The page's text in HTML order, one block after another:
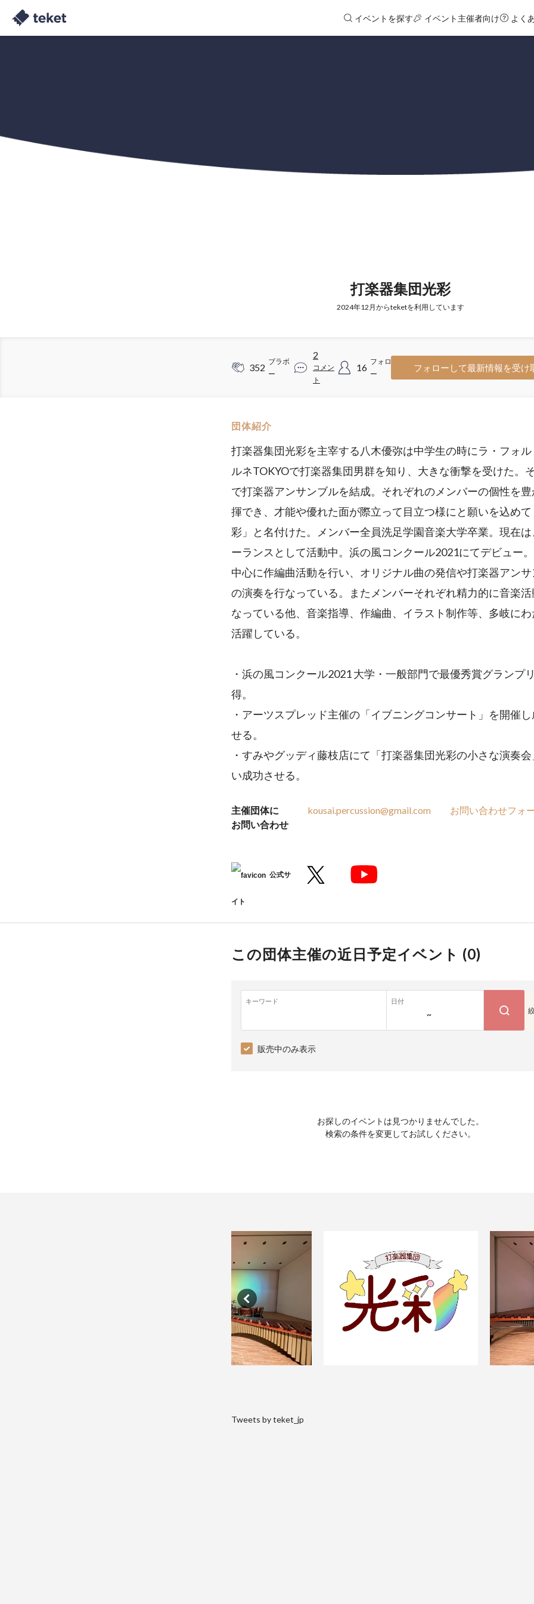
イベントを探す イベント主催者向け よく
打楽器集団光彩
2024年12月からteketを利用しています
352
ブラボ
ー
2
コメン
ト
16
フォロワ
ー
フォローして最新情報を受け
団体紹介
打楽器集団光彩を主宰する八木優弥は中学生の時にラ・フォル
ルネTOKYOで打楽器集団男群を知り、大きな衝撃を受けた。
で打楽器アンサンブルを結成。それぞれのメンバーの個性を豊
揮でき、才能や優れた面が際立って目立つ様にと願いを込め
彩」と名付けた。メンバー全員洗足学園音楽大学卒業。現在は
ーランスとして活動中。浜の風コンクール2021にてデビュー
中心に作編曲活動を行い、オリジナル曲の発信や打楽器アン
の演奏を行なっている。またメンバーそれぞれ精力的に音楽
なっている他、音楽指導、作編曲、イラスト制作等、多岐にわ
活躍している。
・浜の風コンクール2021 大学・一般部門で最優秀賞グランプ
得。
・アーツスプレッド主催の「イブニングコンサート」を開催し
せる。
・すみやグッディ藤枝店にて「打楽器集団光彩の小さな演奏
い成功させる。
主催団体に
お問い合わせ
kousai.percussion@gmail.com お問い合わせフォ
公式サ
イト
この団体主催の近日予定イベント (0)
キーワード 日付
~
販売中のみ表示
お探しのイベントは見つかりませんでした。
検索の条件を変更してお試しください。
Tweets by teket_jp